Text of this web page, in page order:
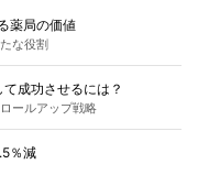
薬局の価値
な役割
成功させるには？
ールアップ戦略
％減